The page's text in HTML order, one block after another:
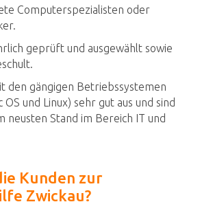
Computerspezialisten oder
geprüft und ausgewählt sowie
den gängigen Betriebssystemen
OS und Linux) sehr gut aus und sind
neusten Stand im Bereich IT und
Kunden zur
Zwickau?